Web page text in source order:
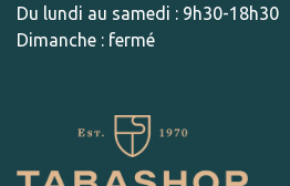
Du lundi au samedi : 9h30-18h30
Dimanche : fermé